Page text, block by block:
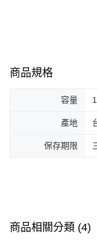
商品規格
容量
產地
保存期限
商品相關分類 (4)